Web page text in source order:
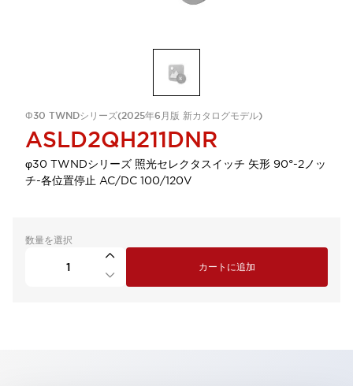
Φ30 TWNDシリーズ(2025年6月版 新カタログモデル)
ASLD2QH211DNR
φ30 TWNDシリーズ 照光セレクタスイッチ 矢形 90°-2ノッ
チ-各位置停止 AC/DC 100/120V
数量を選択
カートに追加